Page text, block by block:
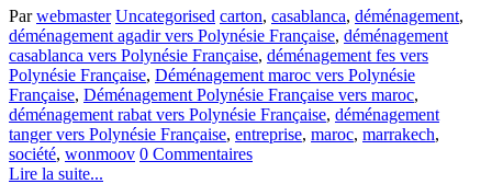
Parwebmaster Uncategorised carton, casablanca, déménagement,
déménagement agadir vers Polynésie Française, déménagement
casablanca vers Polynésie Française, déménagement fes vers
Polynésie Française, Déménagement maroc vers Polynésie
Française, Déménagement Polynésie Française vers maroc,
déménagement rabat vers Polynésie Française, déménagement
tanger vers Polynésie Française, entreprise, maroc, marrakech,
société, wonmoov 0 Commentaires
Lire la suite...